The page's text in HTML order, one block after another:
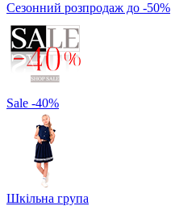
Сезонний розпродаж до -50%
Sale -40%
Шкільна група